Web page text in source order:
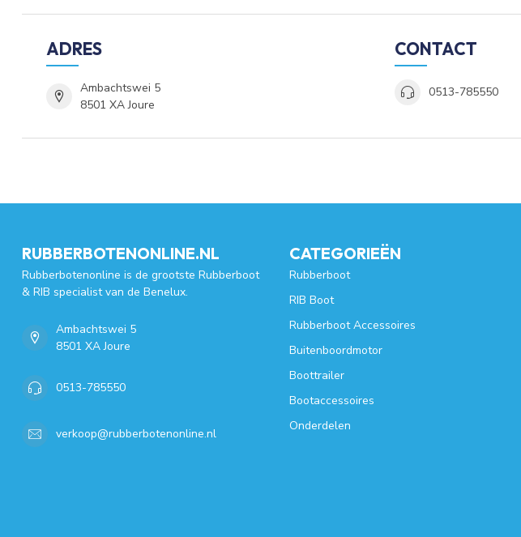
ADRES
Ambachtswei 5
8501 XA Joure
CONTACT
0513-785550
RUBBERBOTENONLINE.NL
Rubberbotenonline is de grootste Rubberboot
& RIB specialist van de Benelux.
Ambachtswei 5
8501 XA Joure
0513-785550
verkoop@rubberbotenonline.nl
CATEGORIEËN
Rubberboot
RIB Boot
Rubberboot Accessoires
Buitenboordmotor
Boottrailer
Bootaccessoires
Onderdelen